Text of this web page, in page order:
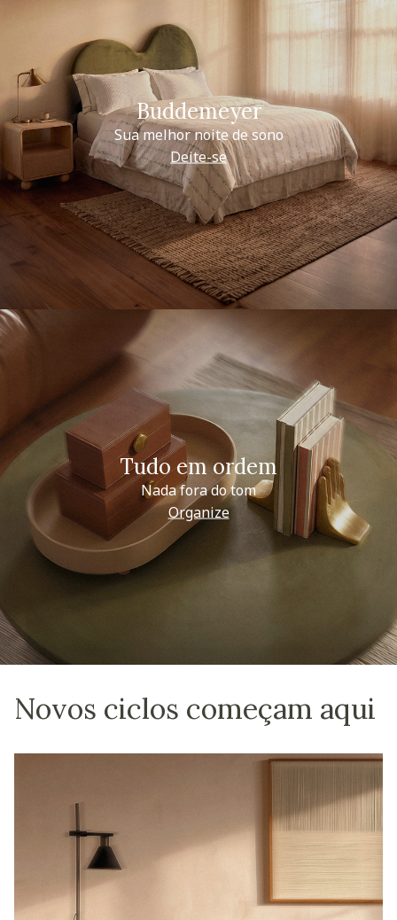
Buddemeyer
Sua melhor noite de sono
Deite-se
Tudo em ordem
Nada fora do tom
Organize
Novos ciclos começam aqui